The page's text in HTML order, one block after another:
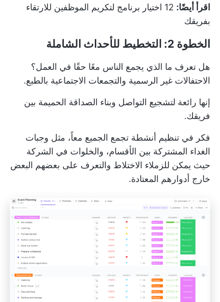
اقرأ أيضًا:
12 اختيار برنامج لتكريم الموظفين للارتقاء
بفريقك
الخطوة 2: التخطيط للأحداث الشاملة
هل تعرف ما الذي يجمع الناس معًا حقًا في العمل؟
الاحتفالات غير الرسمية والتجمعات الاجتماعية بالطبع.
إنها رائعة لتشجيع التواصل وبناء الصداقة الحميمة بين
فريقك.
فكر في تنظيم أنشطة تجمع الجميع معاً، مثل وجبات
الغداء المشتركة بين الأقسام، والخلوات في الشركة
حيث يمكن للزملاء الاختلاط والتعرف على بعضهم البعض
خارج أدوارهم المعتادة.